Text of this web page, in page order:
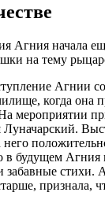
Агния начала
на тему
Агнии
когда она
мероприятии
Луначарский.
в будущем Агния
забавные стихи.
признала,